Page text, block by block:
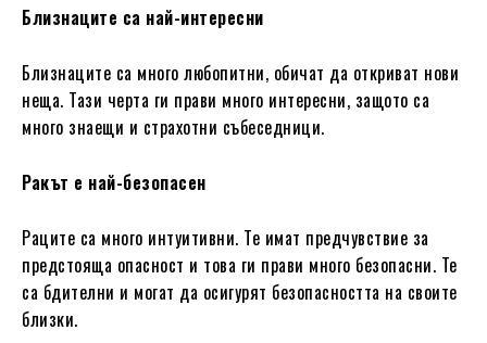
Близнаците са най-интересни
Близнаците са много любопитни, обичат да откриват нови
неща. Тази черта ги прави много интересни, защото са
много знаещи и страхотни събеседници.
Ракът е най-безопасен
Раците са много интуитивни. Те имат предчувствие за
предстояща опасност и това ги прави много безопасни. Те
са бдителни и могат да осигурят безопасността на своите
близки.